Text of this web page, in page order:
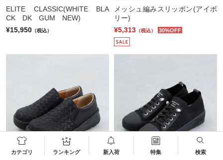
カテゴリ ランキング 新入荷 特集 検索
ELITE CLASSIC(WHITE BLA
CK DK GUM NEW)
¥15,950 （税込）
メッシュ編みスリッポン(アイボ
リー)
¥5,313 （税込） 30%OFF